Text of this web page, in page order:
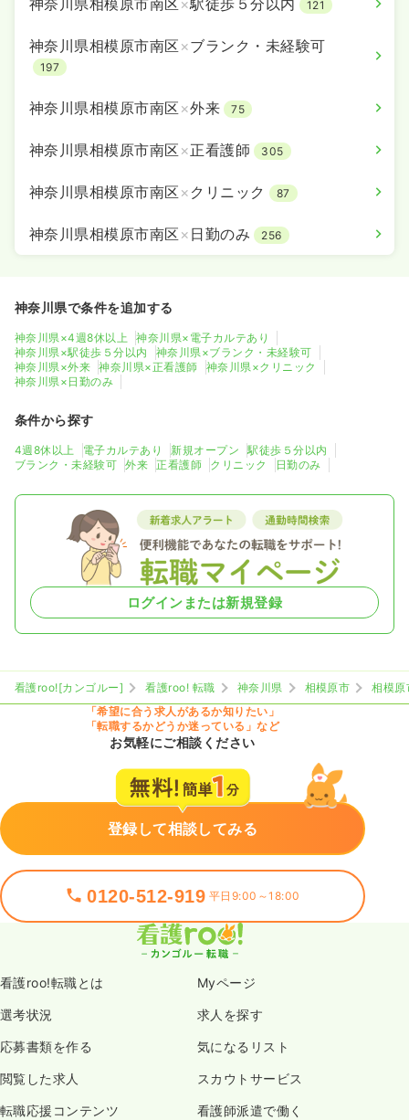
神奈川県相模原市南区 ×駅徒歩５分以内 121
神奈川県相模原市南区 ×ブランク・未経験可
197
神奈川県相模原市南区 ×外来 75
神奈川県相模原市南区 ×正看護師 305
神奈川県相模原市南区 × クリニック 87
神奈川県相模原市南区 × 日勤のみ 256
神奈川県で条件を追加する
神奈川県×4週8休以上
神奈川県×電子カルテあり
神奈川県×駅徒歩５分以内
神奈川県×ブランク・未経験可
神奈川県×外来
神奈川県×正看護師
神奈川県×クリニック
神奈川県×日勤のみ
条件から探す
4週8休以上 電子カルテあり 新規オープン
駅徒歩５分以内
ブランク・未経験可
外来 正看護師 クリニック 日勤のみ
ログインまたは新規登録
看護roo![カンゴルー] 看護roo! 転職 神奈川県 相模原市
相模原
「希望に合う求人があるか知りたい」
「転職するかどうか迷っている」など
お気軽にご相談ください
登録して相談してみる
0120-512-919 平日9:00～18:00
看護roo!転職とは Myページ
選考状況 求人を探す
応募書類を作る 気になるリスト
閲覧した求人 スカウトサービス
転職応援コンテンツ 看護師派遣で働く